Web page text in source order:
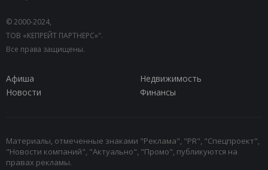
© 2000-2024,
ТОВ «КЕПРЕЙТ ПАРТНЕРС»".
Все права защищены.
Афиша
Недвижимость
Новости
Финансы
Материалы, отмеченные знаками "Реклама", "PR", "Спецпроект",
"Новости компаний", "Актуально", "Промо", публикуются на
правах рекламы.